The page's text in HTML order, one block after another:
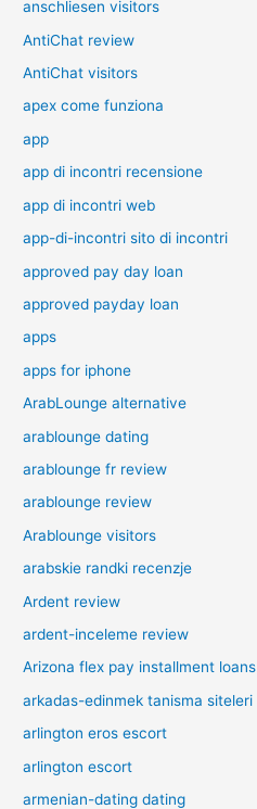
anschliesen visitors
AntiChat review
AntiChat visitors
apex come funziona
app
app di incontri recensione
app di incontri web
app-di-incontri sito di incontri
approved pay day loan
approved payday loan
apps
apps for iphone
ArabLounge alternative
arablounge dating
arablounge fr review
arablounge review
Arablounge visitors
arabskie randki recenzje
Ardent review
ardent-inceleme review
Arizona flex pay installment loans
arkadas-edinmek tanisma siteleri
arlington eros escort
arlington escort
armenian-dating dating